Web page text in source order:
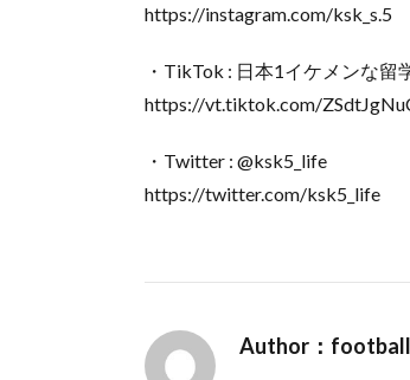
https://instagram.com/ksk_s.5
・TikTok : 日本1イケメンな留
https://vt.tiktok.com/
・Twitter : @ksk5_life
https://twitter.com/ksk5_life
Author：